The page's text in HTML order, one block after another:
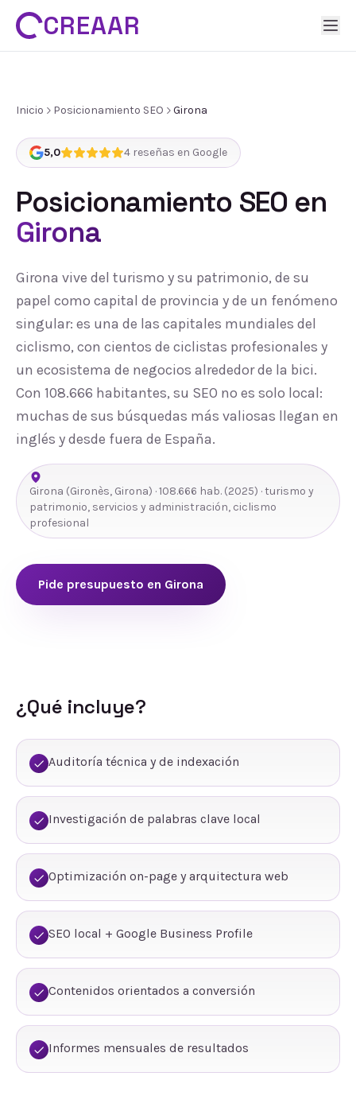
CREAAR
Inicio Posicionamiento SEO Girona
5,0 4 reseñas en Google
Posicionamiento SEOen
Girona
Girona vive del turismo y su patrimonio, de su
papel como capital de provincia y de un fenómeno
singular: es una de las capitales mundiales del
ciclismo, con cientos de ciclistas profesionales y
un ecosistema de negocios alrededor de la bici.
Con 108.666 habitantes, su SEO no es solo local:
muchas de sus búsquedas más valiosas llegan en
inglés y desde fuera de España.
Girona (Gironès, Girona) ·108.666 hab. (2025) · turismo y
patrimonio, servicios y administración, ciclismo
profesional
Pide presupuesto en Girona
¿Qué incluye?
Auditoría técnica y de indexación
Investigación de palabras clave local
Optimización on-page y arquitectura web
SEO local + Google Business Profile
Contenidos orientados a conversión
Informes mensuales de resultados